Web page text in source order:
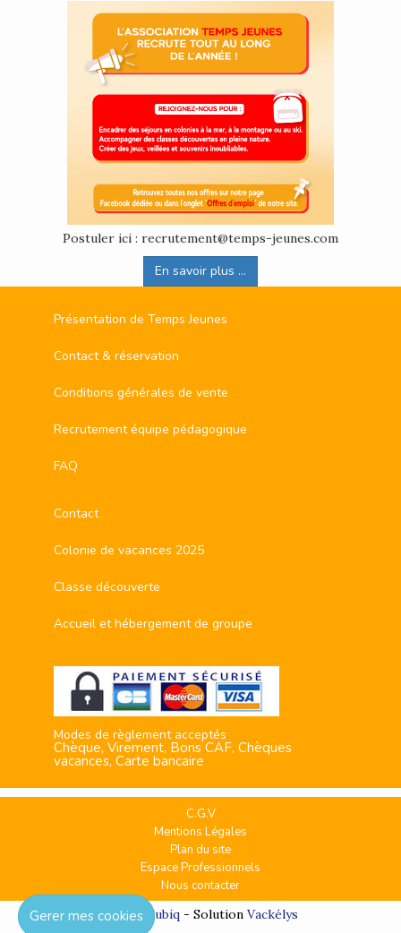
Postuler ici : recrutement@temps-jeunes.com
En savoir plus ...
Présentation de Temps Jeunes
Contact & réservation
Conditions générales de vente
Recrutement équipe pédagogique
FAQ
Contact
Colonie de vacances 2025
Classe découverte
Accueil et hébergement de groupe
Modes de règlement acceptés
Chèque, Virement, Bons CAF, Chèques
vacances, Carte bancaire
C.G.V
Mentions Légales
Plan du site
Espace Professionnels
Nous contacter
Réalisation
Cubiq- Solution Vackélys
Gerer mes cookies